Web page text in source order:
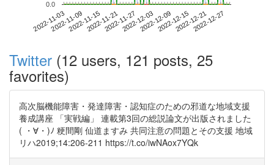
2022-11-032022-11-092022-11-152022-11-212022-11-272022-12-032022-12-092022-12-152022-12-212022-12-27
0.0
Twitter (12 users, 121 posts, 25
favorites)
高次脳機能障害・発達障害・認知症のための邪道な地域支援
養成講座 「実戦編」 連載第3回の総説論文が出版されました
( ・∀・)ﾉ 粳間剛 仙道ますみ 共同注意の問題とその支援 地域
リハ2019;14:206-211 https://t.co/iwNAox7YQk